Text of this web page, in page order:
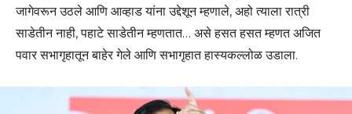
जागेवरून उठले आणि आव्हाड यांना उद्देशून म्हणाले, अहो त्याला रात्री
साडेतीन नाही, पहाटे साडेतीन म्हणतात… असे हसत हसत म्हणत अजित
पवार सभागृहातून बाहेर गेले आणि सभागृहात हास्यकल्लोळ उडाला.